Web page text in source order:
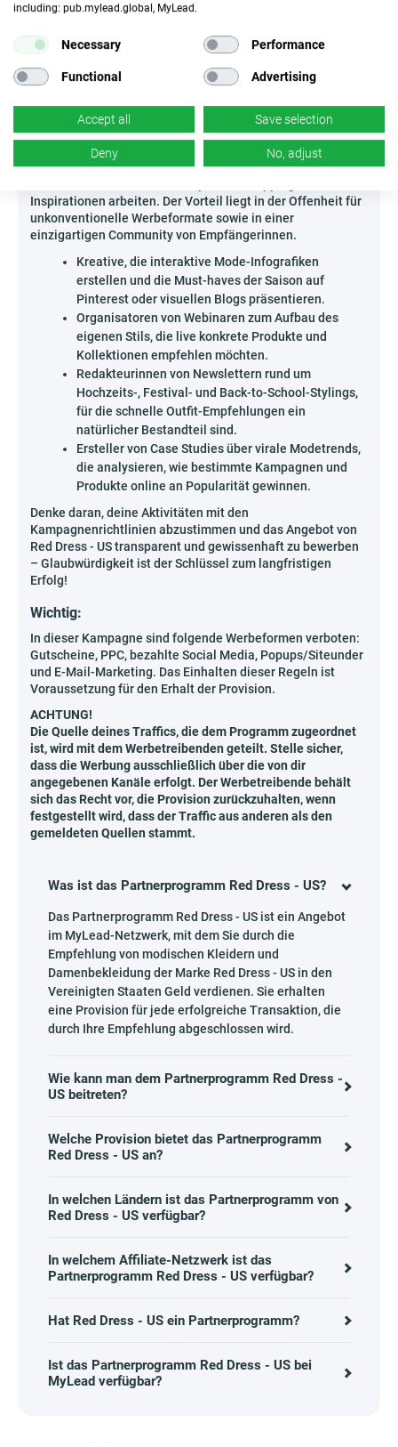
bereit ist – leite deine Leser direkt zum Angebot
von Red Dress - US weiter.
Inspirationen durch die Zusammenarbeit mit Red Dress - US
Wer kann Red Dress - US bewerben?
Das Programm Red Dress - US ist eine großartige
Gelegenheit für alle Kreativen und Spezialisten, die an der
Inspirationen arbeiten. Der Vorteil liegt in der Offenheit für
unkonventionelle Werbeformate sowie in einer
einzigartigen Community von Empfängerinnen.
Kreative, die interaktive Mode-Infografiken
erstellen und die Must-haves der Saison auf
Pinterest oder visuellen Blogs präsentieren.
Organisatoren von Webinaren zum Aufbau des
eigenen Stils, die live konkrete Produkte und
Kollektionen empfehlen möchten.
Redakteurinnen von Newslettern rund um
Hochzeits-, Festival- und Back-to-School-Stylings,
für die schnelle Outfit-Empfehlungen ein
natürlicher Bestandteil sind.
Ersteller von Case Studies über virale Modetrends,
die analysieren, wie bestimmte Kampagnen und
Produkte online an Popularität gewinnen.
Denke daran, deine Aktivitäten mit den
Kampagnenrichtlinien abzustimmen und das Angebot von
Red Dress - US transparent und gewissenhaft zu bewerben
– Glaubwürdigkeit ist der Schlüssel zum langfristigen
Erfolg!
Wichtig:
In dieser Kampagne sind folgende Werbeformen verboten:
Gutscheine, PPC, bezahlte Social Media, Popups/Siteunder
und E-Mail-Marketing. Das Einhalten dieser Regeln ist
Voraussetzung für den Erhalt der Provision.
ACHTUNG!
Die Quelle deines Traffics, die dem Programm zugeordnet
ist, wird mit dem Werbetreibenden geteilt. Stelle sicher,
dass die Werbung ausschließlich über die von dir
angegebenen Kanäle erfolgt. Der Werbetreibende behält
sich das Recht vor, die Provision zurückzuhalten, wenn
festgestellt wird, dass der Traffic aus anderen als den
gemeldeten Quellen stammt.
Was ist das Partnerprogramm Red Dress - US?
Das Partnerprogramm Red Dress - US ist ein Angebot
im MyLead-Netzwerk, mit dem Sie durch die
Empfehlung von modischen Kleidern und
Damenbekleidung der Marke Red Dress - US in den
Vereinigten Staaten Geld verdienen. Sie erhalten
eine Provision für jede erfolgreiche Transaktion, die
durch Ihre Empfehlung abgeschlossen wird.
Wie kann man dem Partnerprogramm Red Dress -
US beitreten?
Welche Provision bietet das Partnerprogramm
Red Dress - US an?
In welchen Ländern ist das Partnerprogramm von
Red Dress - US verfügbar?
In welchem Affiliate-Netzwerk ist das
Partnerprogramm Red Dress - US verfügbar?
Hat Red Dress - US ein Partnerprogramm?
Ist das Partnerprogramm Red Dress - US bei
MyLead verfügbar?
including: pub.mylead.global, MyLead.
Necessary Performance
Functional Advertising
Accept all Save selection
Deny No, adjust